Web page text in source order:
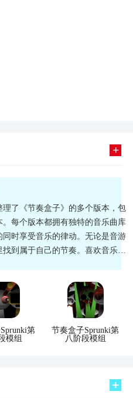
+
了《节奏盒子》的多个版本，包
每个版本都拥有独特的音乐曲库
时享受音乐的律动。无论是音游
到属于自己的节奏。喜欢音乐游
第
模组
节奏盒子Sprunki第
八阶段模组